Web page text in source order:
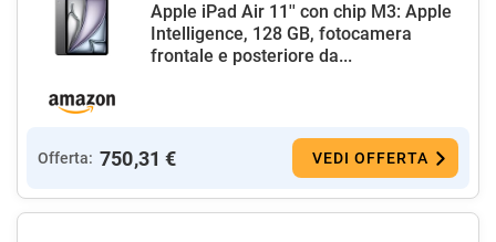
Apple iPad Air 11'' con chip M3: Apple
Intelligence, 128 GB, fotocamera
frontale e posteriore da...
Offerta: 750,31 € VEDI OFFERTA